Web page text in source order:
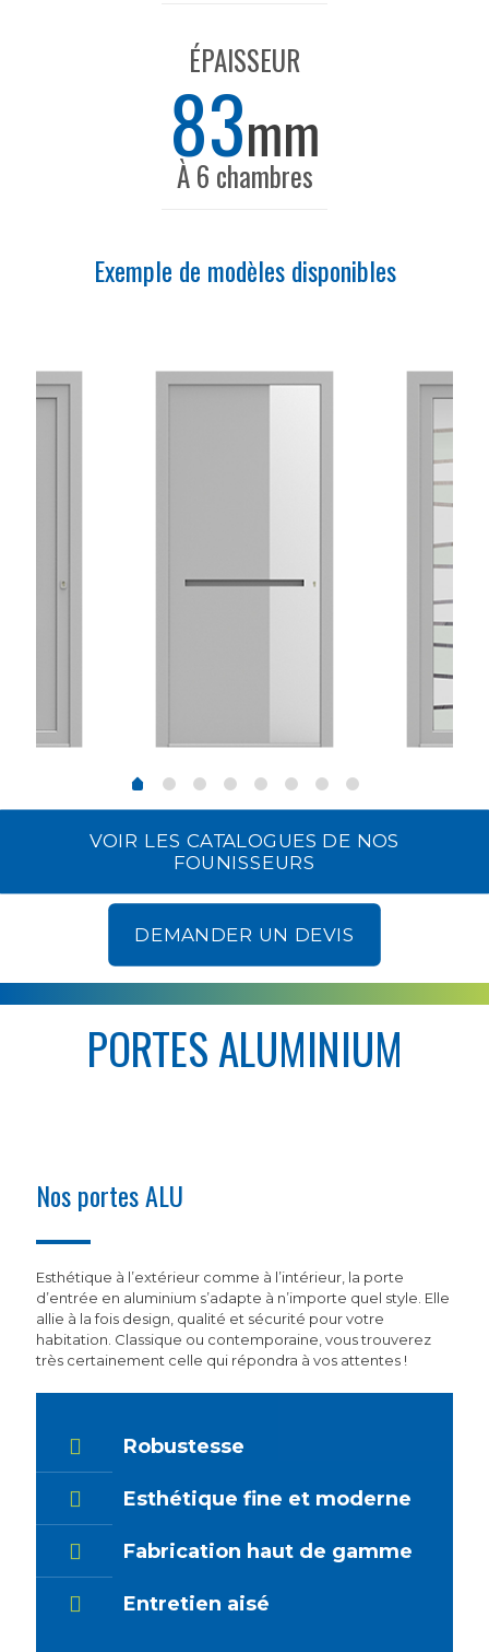
ÉPAISSEUR
83mm
À 6 chambres
Exemple de modèles disponibles
VOIR LES CATALOGUES DE NOS
FOUNISSEURS
DEMANDER UN DEVIS
PORTES ALUMINIUM
Nos portes ALU
Esthétique à l’extérieur comme à l’intérieur, la porte
d’entrée en aluminium s’adapte à n’importe quel style. Elle
allie à la fois design, qualité et sécurité pour votre
habitation. Classique ou contemporaine, vous trouverez
très certainement celle qui répondra à vos attentes !
Robustesse
Esthétique fine et moderne
Fabrication haut de gamme
Entretien aisé